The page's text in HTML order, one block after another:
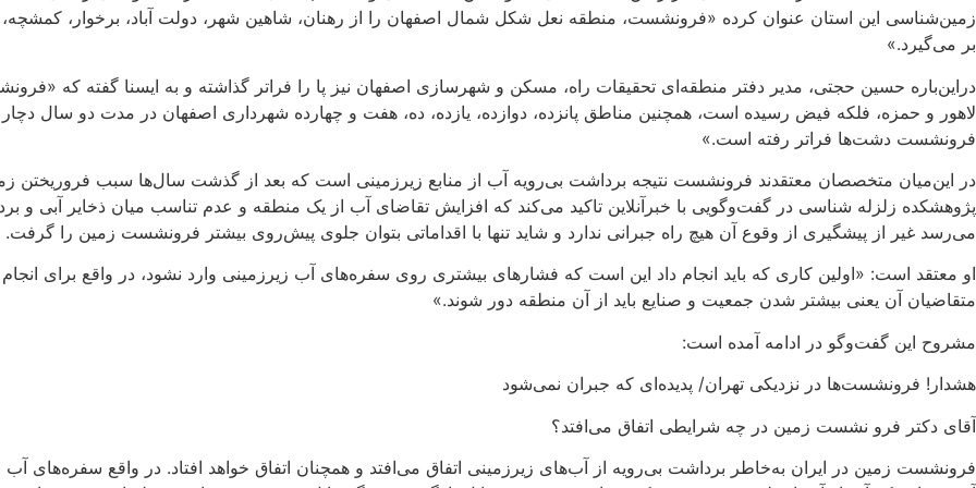
زمین‌شناسی این استان عنوان کرده «فرونشست، منطقه نعل شکل شمال اصفهان را از رهنان، شاهین شهر، دولت آباد، برخوار،
بر می‌گیرد.»
دراین‌باره حسین حجتی، مدیر دفتر منطقه‌ای تحقیقات راه، مسکن و شهرسازی اصفهان نیز پا را فراتر گذاشته و به ایسنا گفته که
لاهور و حمزه، فلکه فیض رسیده است، همچنین مناطق پانزده، دوازده، یازده، ده، هفت و چهارده شهرداری اصفهان در مدت دو سال
فرونشست دشت‌ها فراتر رفته است.»
در این‌میان متخصصان معتقدند فرونشست نتیجه برداشت بی‌رویه آب از منابع زیرزمینی است که بعد از گذشت سال‌ها سبب فروریختن
پژوهشکده زلزله شناسی در گفت‌وگویی با خبرآنلاین تاکید می‌کند که افزایش تقاضای آب از یک منطقه و عدم تناسب میان ذخایر آبی و
می‌رسد غیر از پیشگیری از وقوع آن هیچ راه جبرانی ندارد و شاید تنها با اقداماتی بتوان جلوی پیش‌روی بیشتر فرونشست زمین را گرفت.
او معتقد است: «اولین کاری که باید انجام داد این است که فشارهای بیشتری روی سفره‌های آب زیرزمینی وارد نشود، در واقع برای
متقاضیان آن یعنی بیشتر شدن جمعیت و صنایع باید از آن منطقه دور شوند.»
مشروح این گفت‌وگو در ادامه آمده است:
هشدار! فرونشست‌ها در نزدیکی تهران/ پدیده‌ای که جبران نمی‌شود
آقای دکتر فرو نشست زمین در چه شرایطی اتفاق می‌افتد؟
فرونشست زمین در ایران به‌خاطر برداشت بی‌رویه از آب‌های زیرزمینی اتفاق می‌افتد و همچنان اتفاق خواهد افتاد. در واقع سفره‌های